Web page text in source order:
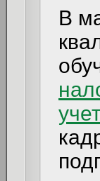
В